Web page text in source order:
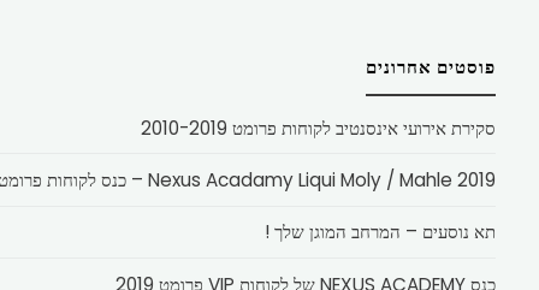
פוסטים אחרונים
סקירת אירועי אינסנטיב לקוחות פרומט 2010-2019
Nexus Acadamy Liqui Moly / Mahle 2019 – כנס לקוחות פרומט
תא נוסעים – המרחב המוגן שלך !
כנס NEXUS ACADEMY של לקוחות VIP פרומט 2019